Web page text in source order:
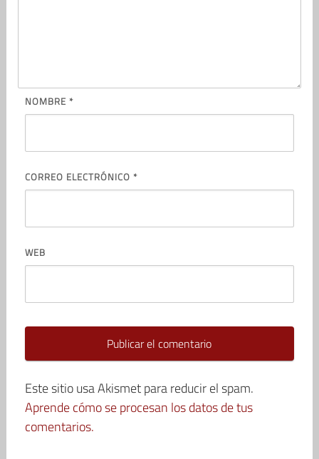
NOMBRE *
CORREO ELECTRÓNICO *
WEB
Este sitio usa Akismet para reducir el spam.
Aprende cómo se procesan los datos de tus
comentarios.